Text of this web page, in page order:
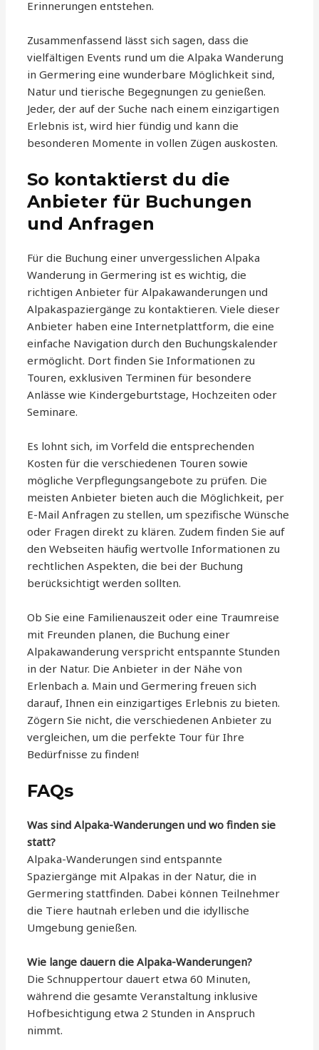
Erinnerungen entstehen.
Zusammenfassend lässt sich sagen, dass die
vielfältigen Events rund um die Alpaka Wanderung
in Germering eine wunderbare Möglichkeit sind,
Natur und tierische Begegnungen zu genießen.
Jeder, der auf der Suche nach einem einzigartigen
Erlebnis ist, wird hier fündig und kann die
besonderen Momente in vollen Zügen auskosten.
So kontaktierst du die
Anbieter für Buchungen
und Anfragen
Für die Buchung einer unvergesslichen Alpaka
Wanderung in Germering ist es wichtig, die
richtigen Anbieter für Alpakawanderungen und
Alpakaspaziergänge zu kontaktieren. Viele dieser
Anbieter haben eine Internetplattform, die eine
einfache Navigation durch den Buchungskalender
ermöglicht. Dort finden Sie Informationen zu
Touren, exklusiven Terminen für besondere
Anlässe wie Kindergeburtstage, Hochzeiten oder
Seminare.
Es lohnt sich, im Vorfeld die entsprechenden
Kosten für die verschiedenen Touren sowie
mögliche Verpflegungsangebote zu prüfen. Die
meisten Anbieter bieten auch die Möglichkeit, per
E-Mail Anfragen zu stellen, um spezifische Wünsche
oder Fragen direkt zu klären. Zudem finden Sie auf
den Webseiten häufig wertvolle Informationen zu
rechtlichen Aspekten, die bei der Buchung
berücksichtigt werden sollten.
Ob Sie eine Familienauszeit oder eine Traumreise
mit Freunden planen, die Buchung einer
Alpakawanderung verspricht entspannte Stunden
in der Natur. Die Anbieter in der Nähe von
Erlenbach a. Main und Germering freuen sich
darauf, Ihnen ein einzigartiges Erlebnis zu bieten.
Zögern Sie nicht, die verschiedenen Anbieter zu
vergleichen, um die perfekte Tour für Ihre
Bedürfnisse zu finden!
FAQs
Was sind Alpaka-Wanderungen und wo finden sie
statt?
Alpaka-Wanderungen sind entspannte
Spaziergänge mit Alpakas in der Natur, die in
Germering stattfinden. Dabei können Teilnehmer
die Tiere hautnah erleben und die idyllische
Umgebung genießen.
Wie lange dauern die Alpaka-Wanderungen?
Die Schnuppertour dauert etwa 60 Minuten,
während die gesamte Veranstaltung inklusive
Hofbesichtigung etwa 2 Stunden in Anspruch
nimmt.